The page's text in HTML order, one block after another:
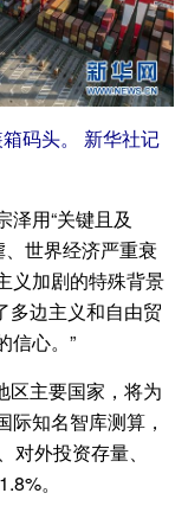
码头。 新华社记
用“关键且及
、世界经济严重衰
义加剧的特殊背景
多边主义和自由贸
信心。”
主要国家，将为
知名智库测算，
外投资存量、
。